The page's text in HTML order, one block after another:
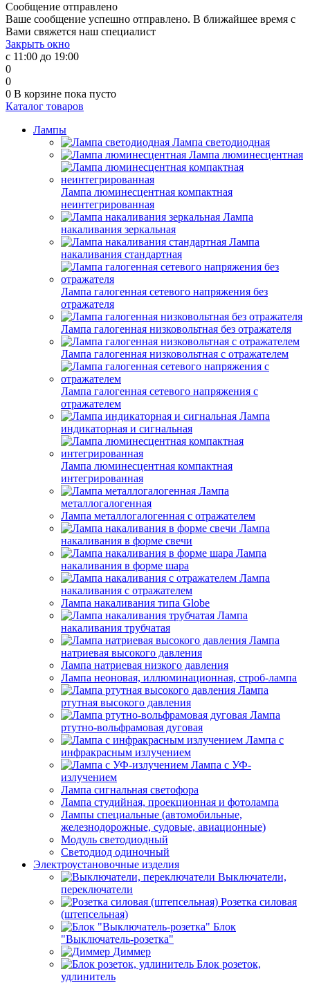
Сообщение отправлено
Ваше сообщение успешно отправлено. В ближайшее время с
Вами свяжется наш специалист
Закрыть окно
с 11:00 до 19:00
0
0
0 В корзине пока пусто
Каталог товаров
Лампы
Лампа светодиодная
Лампа люминесцентная
Лампа люминесцентная компактная
неинтегрированная
Лампа
накаливания зеркальная
Лампа
накаливания стандартная
Лампа галогенная сетевого напряжения без
отражателя
Лампа галогенная низковольтная без отражателя
Лампа галогенная низковольтная с отражателем
Лампа галогенная сетевого напряжения с
отражателем
Лампа
индикаторная и сигнальная
Лампа люминесцентная компактная
интегрированная
Лампа
металлогалогенная
Лампа металлогалогенная с отражателем
Лампа
накаливания в форме свечи
Лампа
накаливания в форме шара
Лампа
накаливания с отражателем
Лампа накаливания типа Globe
Лампа
накаливания трубчатая
Лампа
натриевая высокого давления
Лампа натриевая низкого давления
Лампа неоновая, иллюминационная, строб-лампа
Лампа
ртутная высокого давления
Лампа
ртутно-вольфрамовая дуговая
Лампа с
инфракрасным излучением
Лампа с УФ-
излучением
Лампа сигнальная светофора
Лампа студийная, проекционная и фотолампа
Лампы специальные (автомобильные,
железнодорожные, судовые, авиационные)
Модуль светодиодный
Светодиод одиночный
Электроустановочные изделия
Выключатели,
переключатели
Розетка силовая
(штепсельная)
Блок
"Выключатель-розетка"
Диммер
Блок розеток,
удлинитель